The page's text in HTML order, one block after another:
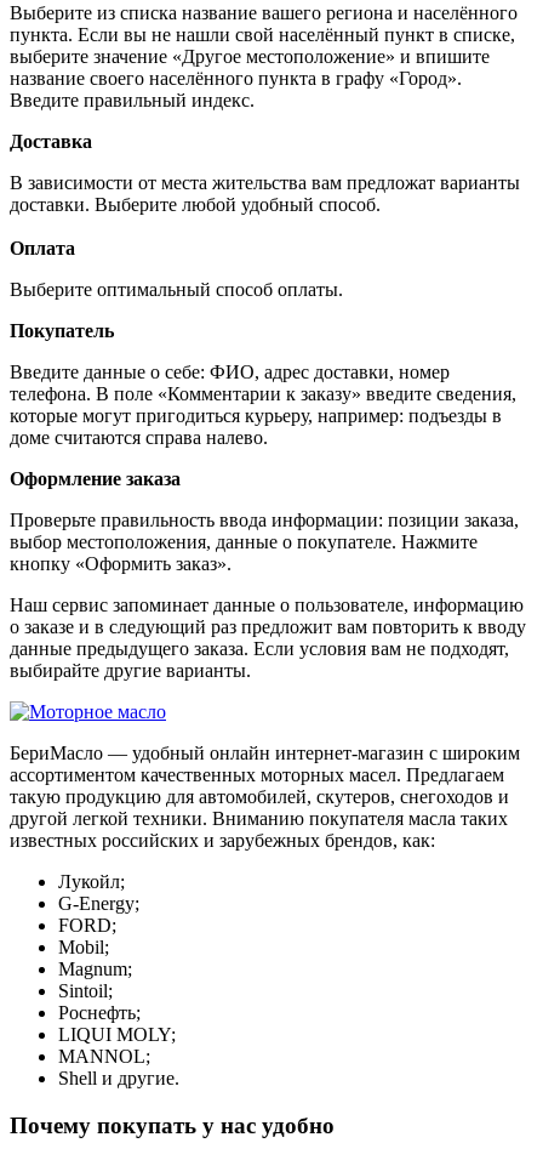
Выберите из списка название вашего региона и населённого
пункта. Если вы не нашли свой населённый пункт в списке,
выберите значение «Другое местоположение» и впишите
название своего населённого пункта в графу «Город».
Введите правильный индекс.
Доставка
В зависимости от места жительства вам предложат варианты
доставки. Выберите любой удобный способ.
Оплата
Выберите оптимальный способ оплаты.
Покупатель
Введите данные о себе: ФИО, адрес доставки, номер
телефона. В поле «Комментарии к заказу» введите сведения,
которые могут пригодиться курьеру, например: подъезды в
доме считаются справа налево.
Оформление заказа
Проверьте правильность ввода информации: позиции заказа,
выбор местоположения, данные о покупателе. Нажмите
кнопку «Оформить заказ».
Наш сервис запоминает данные о пользователе, информацию
о заказе и в следующий раз предложит вам повторить к вводу
данные предыдущего заказа. Если условия вам не подходят,
выбирайте другие варианты.
БериМасло — удобный онлайн интернет-магазин с широким
ассортиментом качественных моторных масел. Предлагаем
такую продукцию для автомобилей, скутеров, снегоходов и
другой легкой техники. Вниманию покупателя масла таких
известных российских и зарубежных брендов, как:
Лукойл;
G-Energy;
FORD;
Mobil;
Magnum;
Sintoil;
Роснефть;
LIQUI MOLY;
MANNOL;
Shell и другие.
Почему покупать у нас удобно